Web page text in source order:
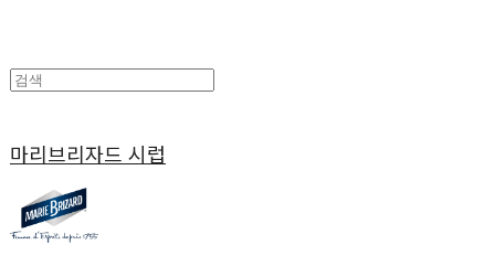
마리브리자드 시럽